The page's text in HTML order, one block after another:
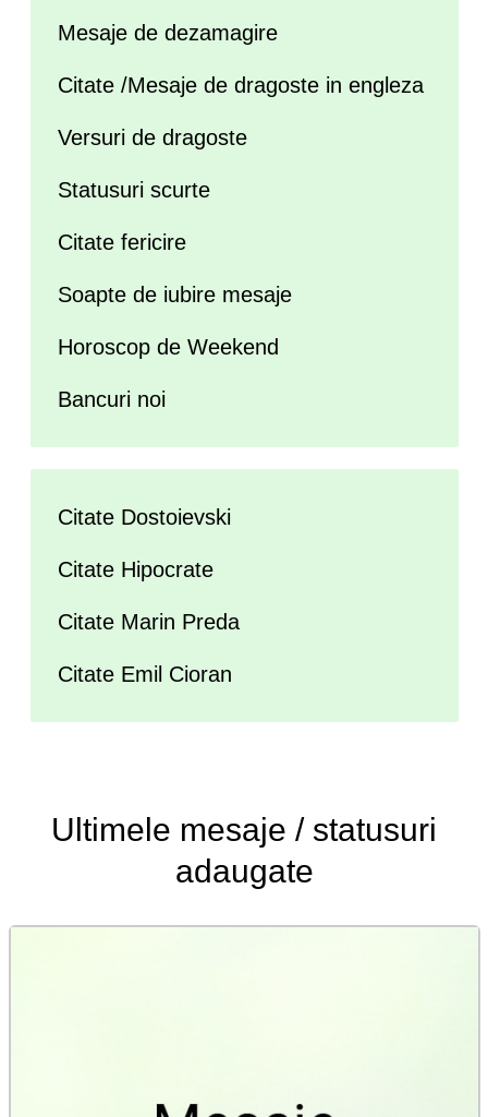
Mesaje de dezamagire
Citate /Mesaje de dragoste in engleza
Versuri de dragoste
Statusuri scurte
Citate fericire
Soapte de iubire mesaje
Horoscop de Weekend
Bancuri noi
Citate Dostoievski
Citate Hipocrate
Citate Marin Preda
Citate Emil Cioran
Ultimele mesaje / statusuri
adaugate